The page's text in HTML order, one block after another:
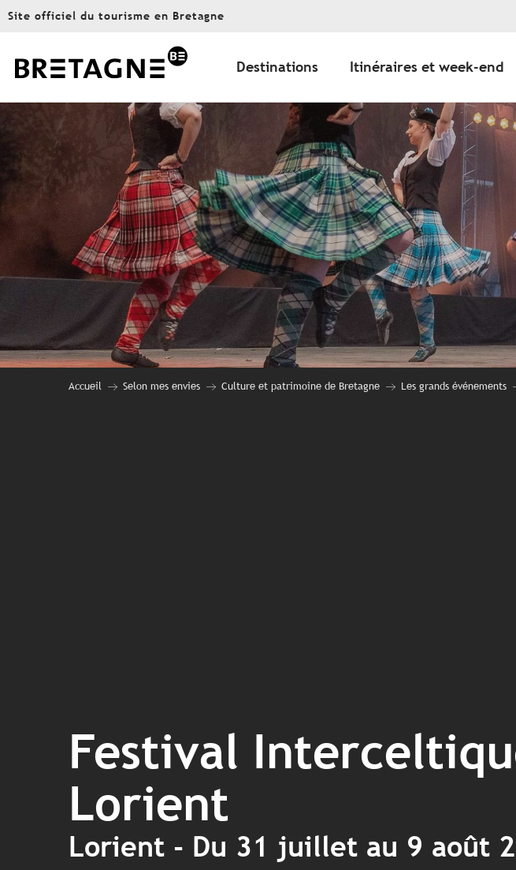
Aller
principal
Site officiel du tourisme en Bretagne
Destinations Itinéraires et week-end
Accueil Selon mes envies Culture et patrimoine de Bretagne Les grands événements
Festival
Lorient
Lorient - Du 31 juillet au 9 août